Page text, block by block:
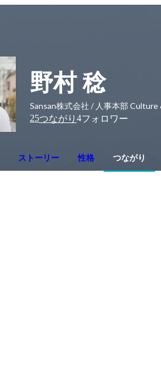
野村 稔
Sansan株式会社 / 人事本部 Culture
25つながり 4フォロワー
ストーリー 性格 つながり